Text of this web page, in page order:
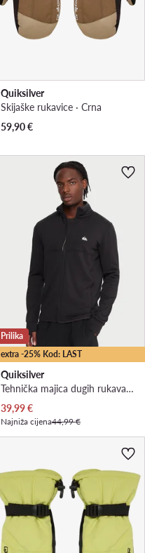
Quiksilver
Skijaške rukavice · Crna
59,90€
extra -25% Kod: LAST
Prilika
Quiksilver
Tehnička majica dugih rukava · Crna
Trenutna cijena
39,99€
Najniža cijena44,99 €